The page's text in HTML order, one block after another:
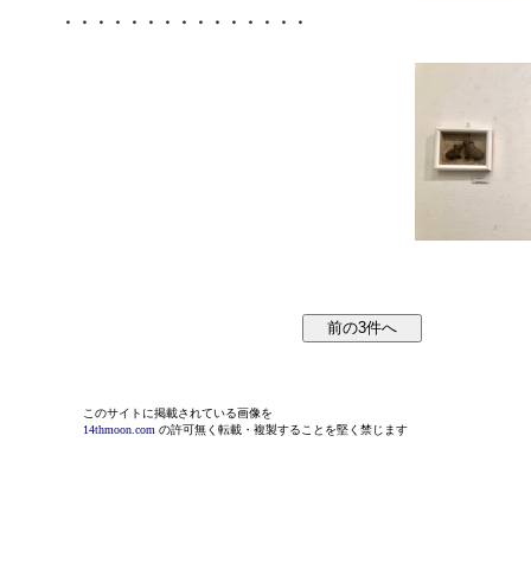
・・・・・・・・・・・・・・・
このサイトに掲載されている画像を
14thmoon.com の許可無く転載・複製することを堅く禁じます